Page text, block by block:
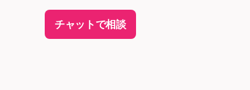
チャットで相談